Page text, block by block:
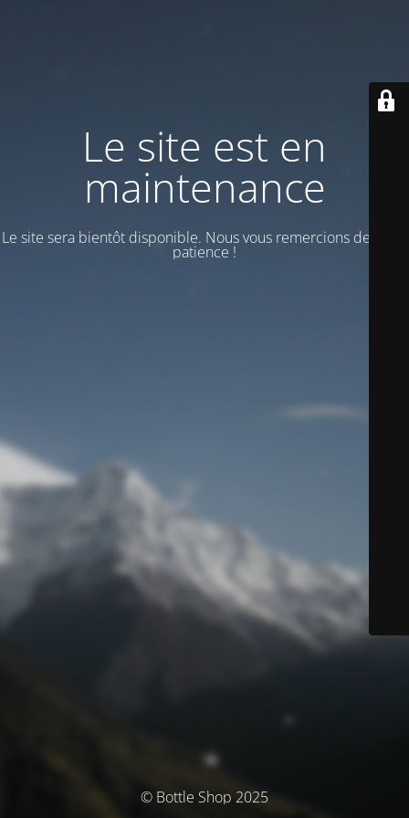
Le site est en
maintenance
Le site sera bientôt disponible. Nous vous remercions de votre
patience !
© Bottle Shop 2025